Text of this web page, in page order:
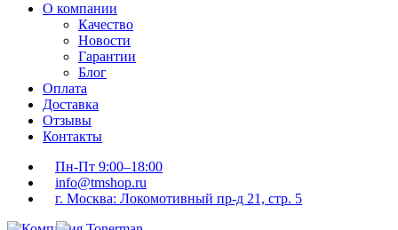
О компании
Качество
Новости
Гарантии
Блог
Оплата
Доставка
Отзывы
Контакты
Пн-Пт 9:00–18:00
info@tmshop.ru
г. Москва: Локомотивный пр-д 21, стр. 5